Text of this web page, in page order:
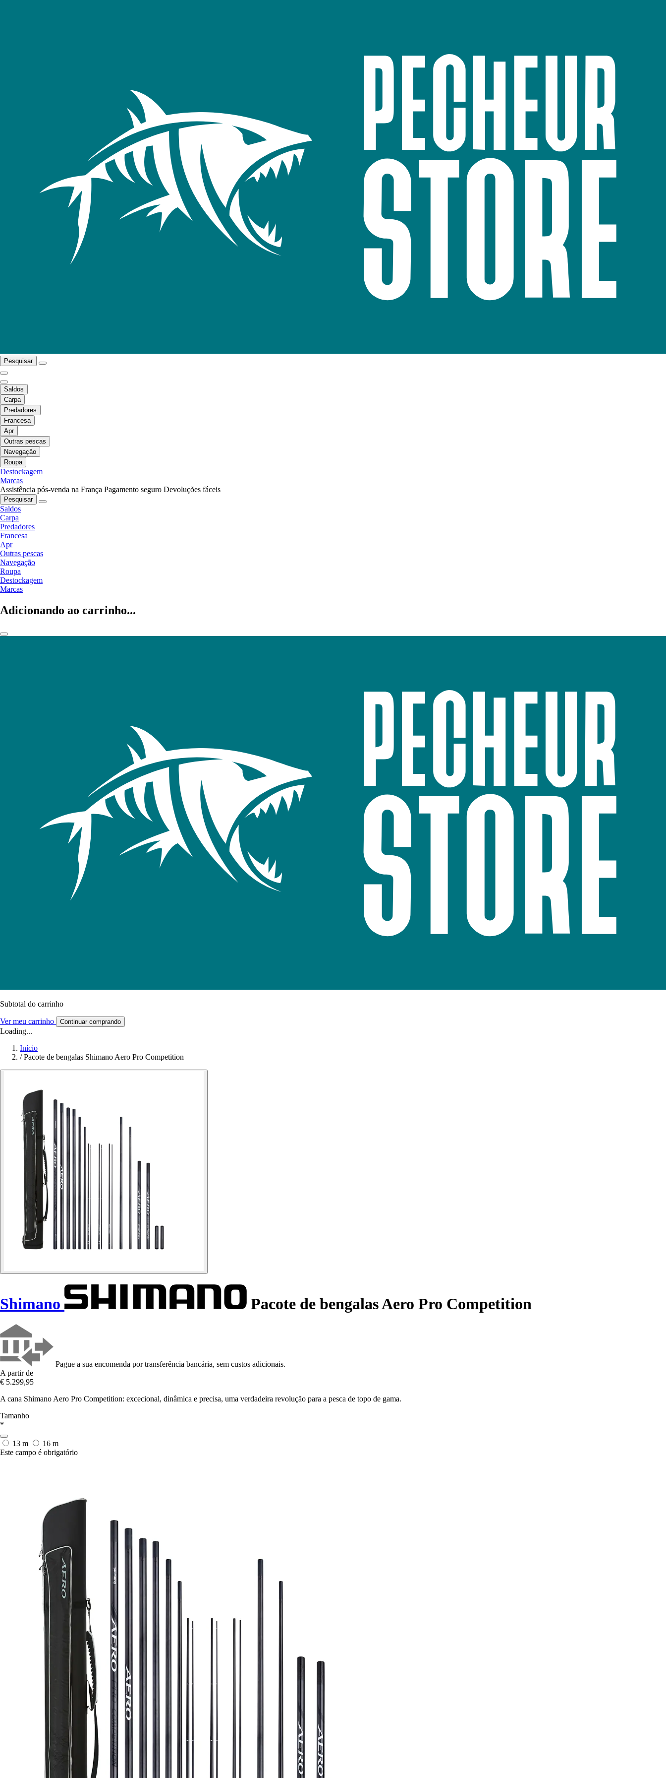
Pesquisar
Saldos
Carpa
Predadores
Francesa
Apr
Outras pescas
Navegação
Roupa
Destockagem
Marcas
Assistência pós-venda na França Pagamento seguro Devoluções fáceis
Pesquisar
Saldos
Carpa
Predadores
Francesa
Apr
Outras pescas
Navegação
Roupa
Destockagem
Marcas
Adicionando ao carrinho...
Subtotal do carrinho
Ver meu carrinho Continuar comprando
Loading...
Início
/ Pacote de bengalas Shimano Aero Pro Competition
Shimano Pacote de bengalas Aero Pro Competition
Pague a sua encomenda por transferência bancária, sem custos adicionais.
A partir de
€ 5.299,95
A cana Shimano Aero Pro Competition: excecional, dinâmica e precisa, uma verdadeira revolução para a pesca de topo de gama.
Tamanho
*
13 m
16 m
Este campo é obrigatório